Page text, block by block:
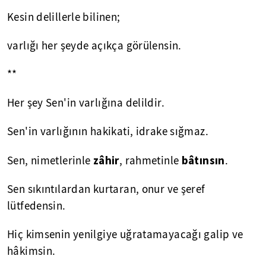
Kesin delillerle bilinen;
varlığı her şeyde açıkça görülensin.
**
Her şey Sen'in varlığına delildir.
Sen'in varlığının hakikati, idrake sığmaz.
Sen, nimetlerinle zâhir, rahmetinle bâtınsın.
Sen sıkıntılardan kurtaran, onur ve şeref
lütfedensin.
Hiç kimsenin yenilgiye uğratamayacağı galip ve
hâkimsin.